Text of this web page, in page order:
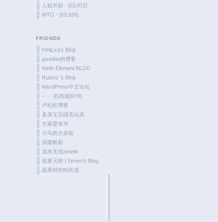
人赃并获 - [63,972]
WTO - [63,935]
FRIENDS
HmjLxq's Blog
jasmine的博客
Ninth Element BLOG
Rubinz ’s Blog
WordPress中文论坛
······的杰迪[θYθ]
卢松松博客
多美宝贝绒毛玩具
大家爱有米
小马的大杂烩
洞庭帆影
流水无痕|wwek
皇家元林 | Seven’s Blog
蔬果村的时尚屋